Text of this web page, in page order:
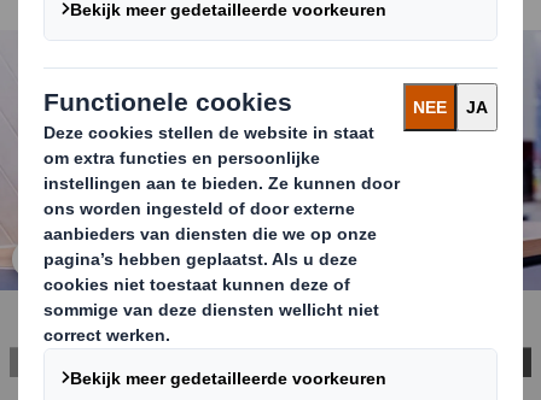
Carousel. Use previous and next buttons to move
Klik om de afbeelding te vergroten